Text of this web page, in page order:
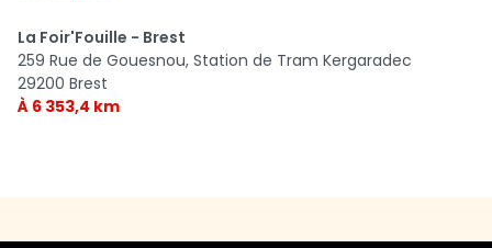
La Foir'Fouille - Brest
259 Rue de Gouesnou, Station de Tram Kergaradec
29200 Brest
À 6 353,4 km